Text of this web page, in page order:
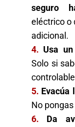
seguro
eléctrico o
adicional.
4. Usa
Solo si
5. Evacúa
No
6.
Da